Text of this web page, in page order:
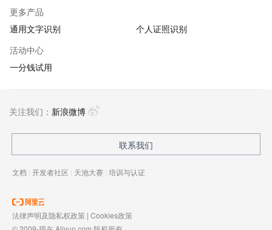
更多产品
通用文字识别
个人证照识别
活动中心
一分钱试用
关注我们： 新浪微博
联系我们
文档 | 开发者社区 | 天池大赛 | 培训与认证
法律声明及隐私权政策 | Cookies政策